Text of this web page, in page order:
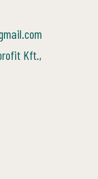
Kft.,